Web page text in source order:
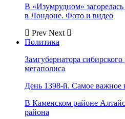
В «Изумрудном»
в Лондоне. Фото и видео
Prev Next
Политика
Замгубернатора
мегаполиса
День 1398-й. Самое важное
В Каменском районе
района